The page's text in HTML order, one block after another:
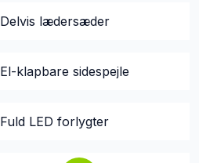
Delvis lædersæder
El-klapbare sidespejle
Fuld LED forlygter